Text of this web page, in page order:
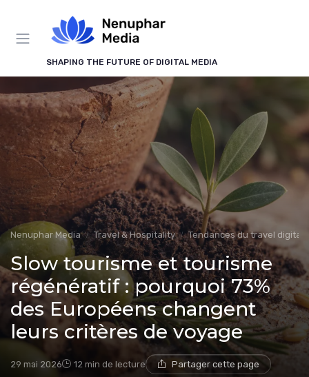
SHAPING THE FUTURE OF DIGITAL MEDIA
Nenuphar Media Travel & Hospitality Tendances du travel digital
Slow tourisme et tourisme
régénératif : pourquoi 73%
des Européens changent
leurs critères de voyage
29 mai 2026 12 min de lecture Partager cette page